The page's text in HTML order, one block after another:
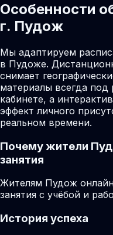
Особенности
г. Пудож
Мы адаптируем
в Пудоже.
снимает
материалы всегда
кабинете, а
эффект личного
реальном времени.
Почему жители
занятия
Жителям Пудож
занятия с учёбой и
История успеха